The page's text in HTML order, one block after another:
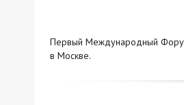
Первый Международный
в Москве.